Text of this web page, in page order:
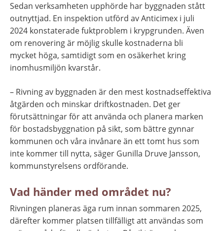
Sedan verksamheten upphörde har byggnaden stått
outnyttjad. En inspektion utförd av Anticimex i juli
2024 konstaterade fuktproblem i krypgrunden. Även
om renovering är möjlig skulle kostnaderna bli
mycket höga, samtidigt som en osäkerhet kring
inomhusmiljön kvarstår.
– Rivning av byggnaden är den mest kostnadseffektiva
åtgärden och minskar driftkostnaden. Det ger
förutsättningar för att använda och planera marken
för bostadsbyggnation på sikt, som bättre gynnar
kommunen och våra invånare än ett tomt hus som
inte kommer till nytta, säger Gunilla Druve Jansson,
kommunstyrelsens ordförande.
Vad händer med området nu?
Rivningen planeras äga rum innan sommaren 2025,
därefter kommer platsen tillfälligt att användas som